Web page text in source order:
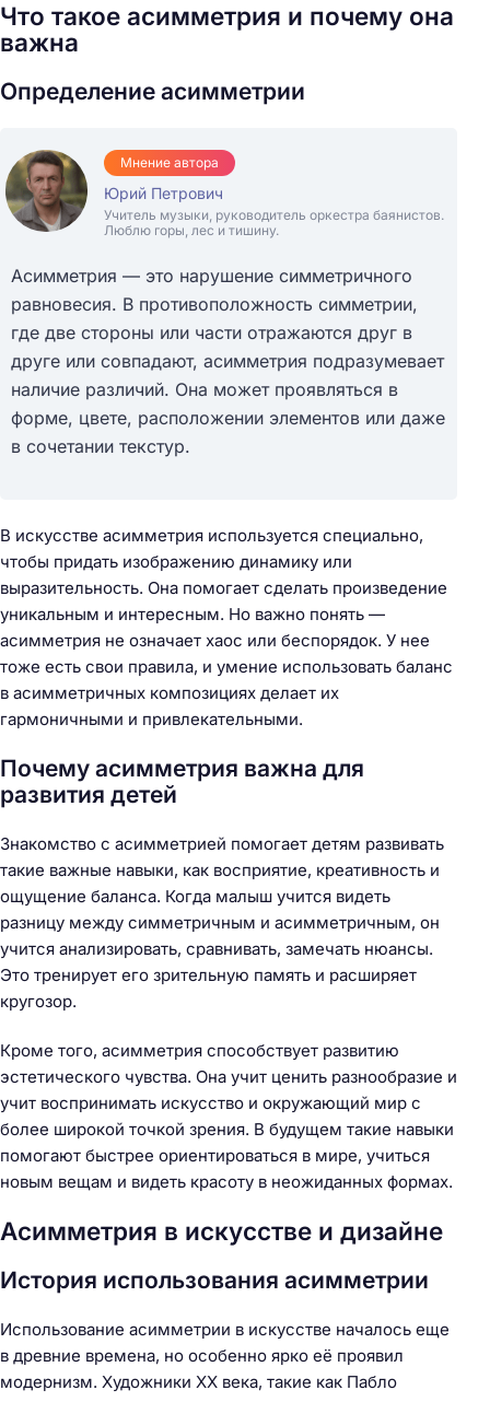
Что такое асимметрия и почему она
важна
Определение асимметрии
Мнение автора
Юрий Петрович
Учитель музыки, руководитель оркестра баянистов.
Люблю горы, лес и тишину.
Асимметрия — это нарушение симметричного
равновесия. В противоположность симметрии,
где две стороны или части отражаются друг в
друге или совпадают, асимметрия подразумевает
наличие различий. Она может проявляться в
форме, цвете, расположении элементов или даже
в сочетании текстур.
В искусстве асимметрия используется специально,
чтобы придать изображению динамику или
выразительность. Она помогает сделать произведение
уникальным и интересным. Но важно понять —
асимметрия не означает хаос или беспорядок. У нее
тоже есть свои правила, и умение использовать баланс
в асимметричных композициях делает их
гармоничными и привлекательными.
Почему асимметрия важна для
развития детей
Знакомство с асимметрией помогает детям развивать
такие важные навыки, как восприятие, креативность и
ощущение баланса. Когда малыш учится видеть
разницу между симметричным и асимметричным, он
учится анализировать, сравнивать, замечать нюансы.
Это тренирует его зрительную память и расширяет
кругозор.
Кроме того, асимметрия способствует развитию
эстетического чувства. Она учит ценить разнообразие и
учит воспринимать искусство и окружающий мир с
более широкой точкой зрения. В будущем такие навыки
помогают быстрее ориентироваться в мире, учиться
новым вещам и видеть красоту в неожиданных формах.
Асимметрия в искусстве и дизайне
История использования асимметрии
Использование асимметрии в искусстве началось еще
в древние времена, но особенно ярко её проявил
модернизм. Художники XX века, такие как Пабло